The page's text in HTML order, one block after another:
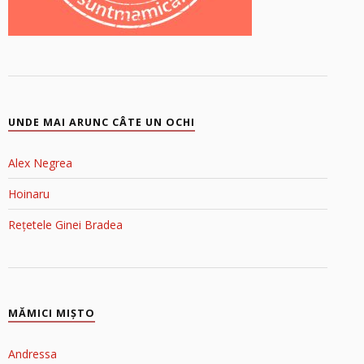
UNDE MAI ARUNC CÂTE UN OCHI
Alex Negrea
Hoinaru
Rețetele Ginei Bradea
MĂMICI MIŞTO
Andressa